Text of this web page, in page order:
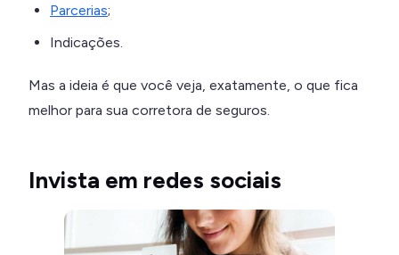
Parcerias;
Indicações.
Mas a ideia é que você veja, exatamente, o que fica
melhor para sua corretora de seguros.
Invista em redes sociais